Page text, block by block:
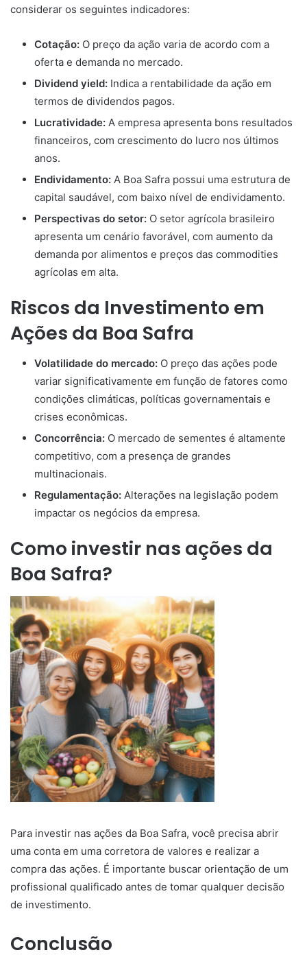
considerar os seguintes indicadores:
Cotação: O preço da ação varia de acordo com a
oferta e demanda no mercado.
Dividend yield: Indica a rentabilidade da ação em
termos de dividendos pagos.
Lucratividade: A empresa apresenta bons resultados
financeiros, com crescimento do lucro nos últimos
anos.
Endividamento: A Boa Safra possui uma estrutura de
capital saudável, com baixo nível de endividamento.
Perspectivas do setor: O setor agrícola brasileiro
apresenta um cenário favorável, com aumento da
demanda por alimentos e preços das commodities
agrícolas em alta.
Riscos da Investimento em
Ações da Boa Safra
Volatilidade do mercado: O preço das ações pode
variar significativamente em função de fatores como
condições climáticas, políticas governamentais e
crises econômicas.
Concorrência: O mercado de sementes é altamente
competitivo, com a presença de grandes
multinacionais.
Regulamentação: Alterações na legislação podem
impactar os negócios da empresa.
Como investir nas ações da
Boa Safra?
Para investir nas ações da Boa Safra, você precisa abrir
uma conta em uma corretora de valores e realizar a
compra das ações. É importante buscar orientação de um
profissional qualificado antes de tomar qualquer decisão
de investimento.
Conclusão